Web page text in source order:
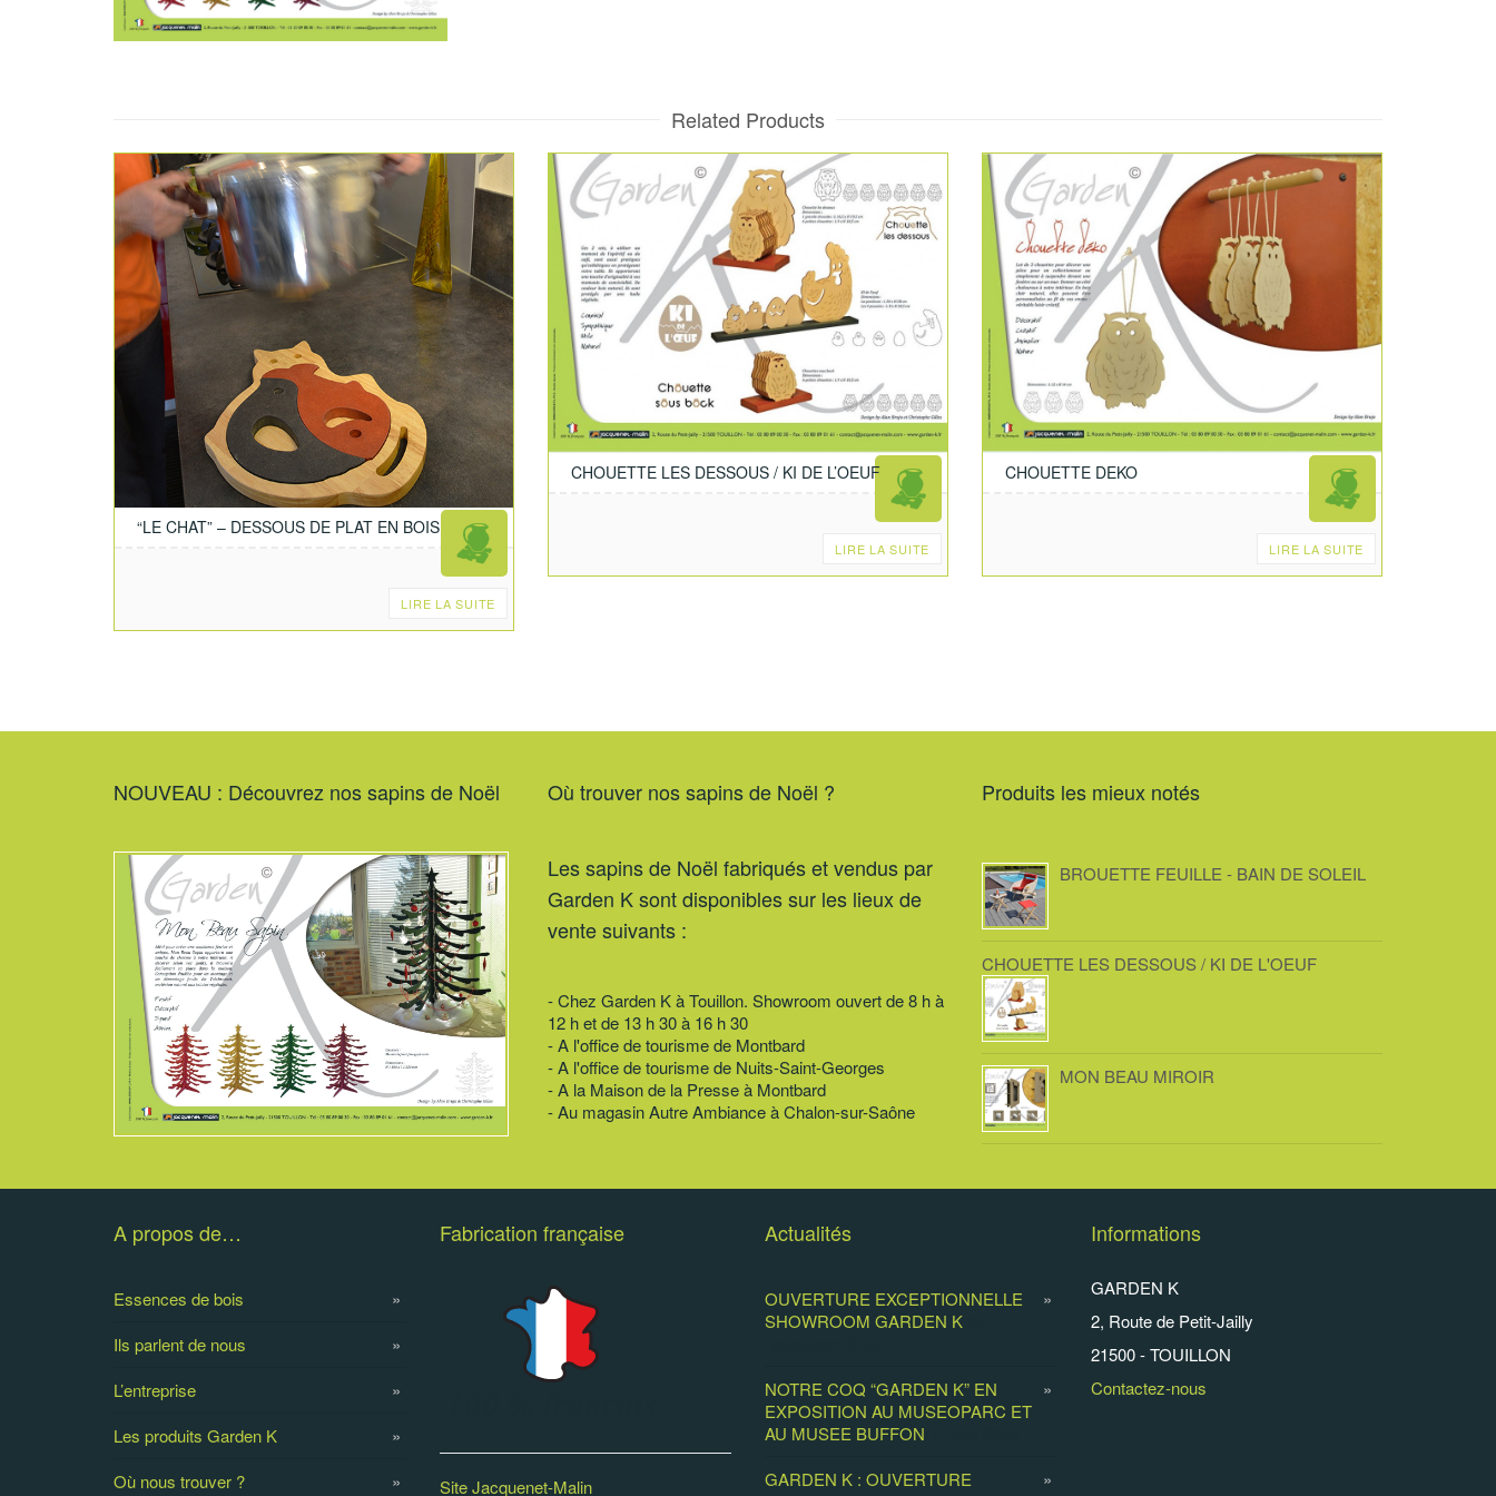
Related Products
“LE CHAT” – DESSOUS DE PLAT EN BOIS
LIRE LA SUITE
CHOUETTE LES DESSOUS / KI DE L’OEUF
LIRE LA SUITE
CHOUETTE DEKO
LIRE LA SUITE
NOUVEAU : Découvrez nos sapins de Noël Où trouver nos sapins de Noël ?
Les sapins de Noël fabriqués et vendus par
Garden K sont disponibles sur les lieux de
vente suivants :
- Chez Garden K à Touillon. Showroom ouvert de 8 h à
12 h et de 13 h 30 à 16 h 30
- A l'office de tourisme de Montbard
- A l'office de tourisme de Nuits-Saint-Georges
- A la Maison de la Presse à Montbard
- Au magasin Autre Ambiance à Chalon-sur-Saône
Produits les mieux notés
BROUETTE FEUILLE - BAIN DE SOLEIL
CHOUETTE LES DESSOUS / KI DE L'OEUF
MON BEAU MIROIR
A propos de…
Essences de bois
Ils parlent de nous
L’entreprise
Les produits Garden K
Où nous trouver ?
Fabrication française
Site Jacquenet-Malin
Actualités
OUVERTURE EXCEPTIONNELLE
SHOWROOM GARDEN K
NOTRE COQ “GARDEN K” EN
EXPOSITION AU MUSEOPARC ET
AU MUSEE BUFFON
GARDEN K : OUVERTURE
Informations
GARDEN K
2, Route de Petit-Jailly
21500 - TOUILLON
Contactez-nous